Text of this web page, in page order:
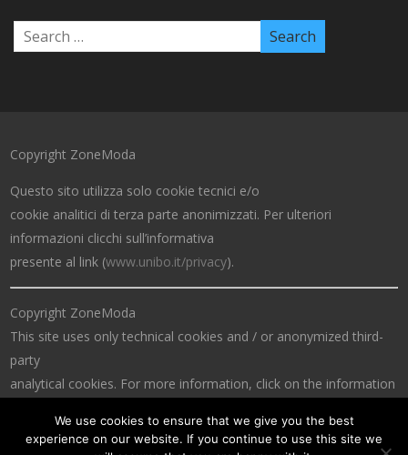
Copyright ZoneModa
Questo sito utilizza solo cookie tecnici e/o
cookie analitici di terza parte anonimizzati. Per ulteriori
informazioni clicchi sull’informativa
presente al link (www.unibo.it/privacy).
Copyright ZoneModa
This site uses only technical cookies and / or anonymized third-
party
analytical cookies. For more information, click on the information
We use cookies to ensure that we give you the best
experience on our website. If you continue to use this site we